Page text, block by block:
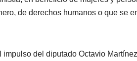
de derechos humanos o que se
del diputado Octavio